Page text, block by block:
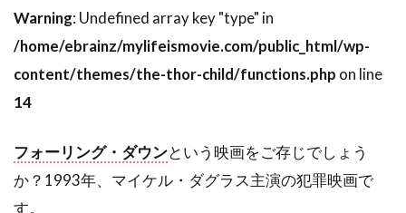
スカーレット・ヨハンソン
スキップ・ウッズ
スキャットマン・クローザース
スクエア・ペグ
スコット・Z・バーンズ
スコット・シルヴァー
スコット・ジョプリン
スコット・トーマス
Warning: Undefined array key "type" in
/home/ebrainz/mylifeismovie.com/public_html/wp-
content/themes/the-thor-child/functions.php on line
14
フォーリング・ダウンという映画をご存じでしょう
か？1993年、マイケル・ダグラス主演の犯罪映画で
す。